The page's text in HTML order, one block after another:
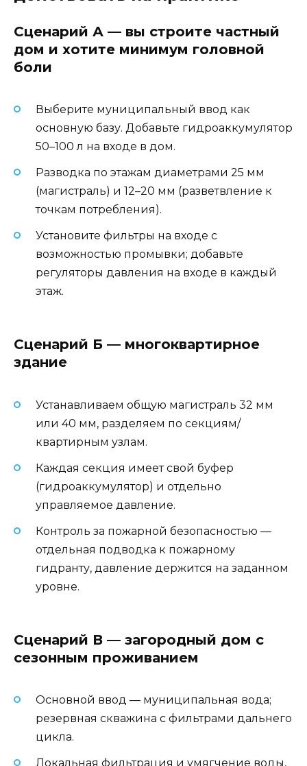
Сценарий А — вы строите частный
дом и хотите минимум головной
боли
Выберите муниципальный ввод как
основную базу. Добавьте гидроаккумулятор
50–100 л на входе в дом.
Разводка по этажам диаметрами 25 мм
(магистраль) и 12–20 мм (разветвление к
точкам потребления).
Установите фильтры на входе с
возможностью промывки; добавьте
регуляторы давления на входе в каждый
этаж.
Сценарий Б — многоквартирное
здание
Устанавливаем общую магистраль 32 мм
или 40 мм, разделяем по секциям/
квартирным узлам.
Каждая секция имеет свой буфер
(гидроаккумулятор) и отдельно
управляемое давление.
Контроль за пожарной безопасностью —
отдельная подводка к пожарному
гидранту, давление держится на заданном
уровне.
Сценарий В — загородный дом с
сезонным проживанием
Основной ввод — муниципальная вода;
резервная скважина с фильтрами дальнего
цикла.
Локальная фильтрация и умягчение воды,